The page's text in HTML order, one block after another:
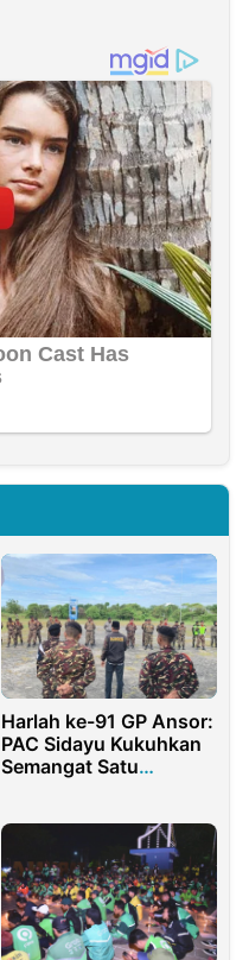
Harlah ke-91 GP Ansor:
PAC Sidayu Kukuhkan
Semangat Satu